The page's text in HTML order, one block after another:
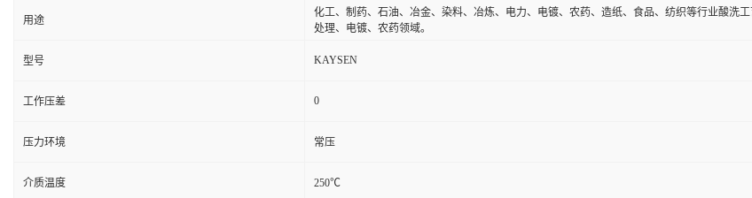
用途
化工、制药、石油、冶金、染料、冶炼、电力、电镀、农药、造纸、食品、纺织等行业酸洗
处理、电镀、农药领域。
型号 KAYSEN
工作压差 0
压力环境 常压
介质温度 250℃